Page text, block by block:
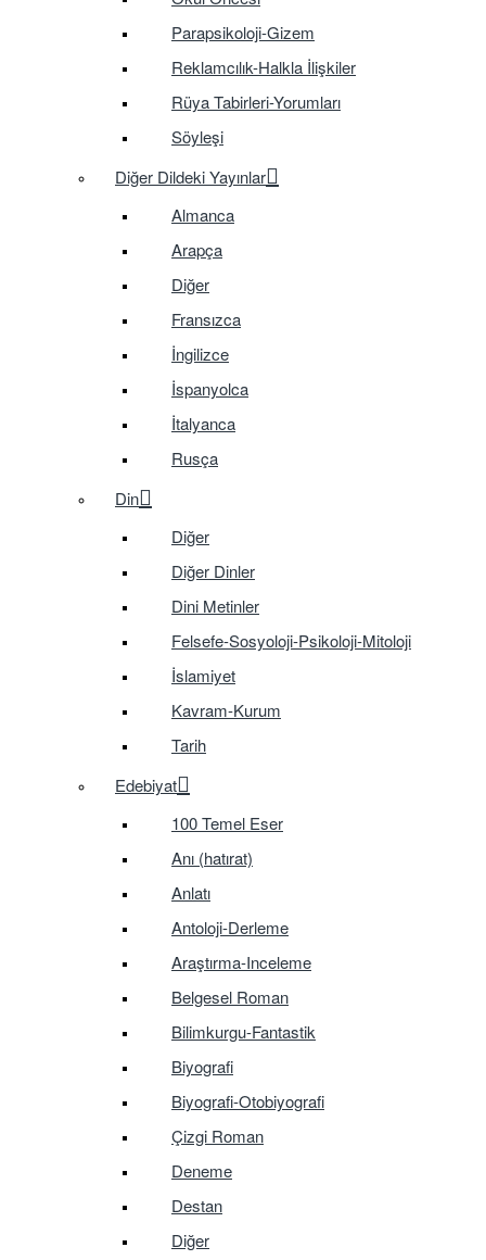
Parapsikoloji-Gizem
Reklamcılık-Halkla İlişkiler
Rüya Tabirleri-Yorumları
Söyleşi
Diğer Dildeki Yayınlar
Almanca
Arapça
Diğer
Fransızca
İngilizce
İspanyolca
İtalyanca
Rusça
Din
Diğer
Diğer Dinler
Dini Metinler
Felsefe-Sosyoloji-Psikoloji-Mitoloji
İslamiyet
Kavram-Kurum
Tarih
Edebiyat
100 Temel Eser
Anı (hatırat)
Anlatı
Antoloji-Derleme
Araştırma-Inceleme
Belgesel Roman
Bilimkurgu-Fantastik
Biyografi
Biyografi-Otobiyografi
Çizgi Roman
Deneme
Destan
Diğer